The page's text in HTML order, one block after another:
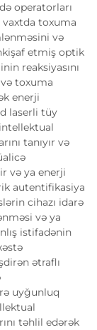
operatorları
toxuma
və
etmiş optik
reaksiyasını
toxuma
enerji
laserli tüy
intellektual
tanıyır və
və ya enerji
autentifikasiya
cihazı idarə
və ya
istifadənin
ətraflı
uyğunluq
təhlil edərək